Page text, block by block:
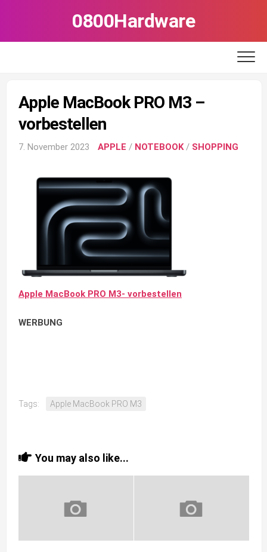
0800Hardware
Apple MacBook PRO M3 –
vorbestellen
7. November 2023 APPLE / NOTEBOOK/ SHOPPING
Apple MacBook PRO M3- vorbestellen
WERBUNG
Tags: Apple MacBook PRO M3
You may also like...